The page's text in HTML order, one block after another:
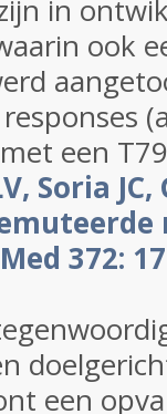
in
ook
een
Soria
372:
een